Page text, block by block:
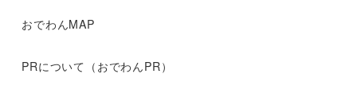
おでわんMAP
PRについて（おでわんPR）